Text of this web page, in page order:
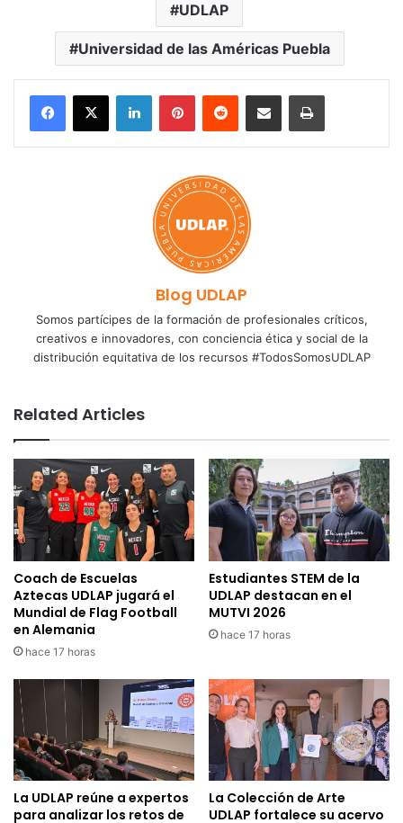
UDLAP
Universidad de las Américas Puebla
LinkedInPinterestReddit Share via Email Print
Blog UDLAP
Somos partícipes de la formación de profesionales críticos,
creativos e innovadores, con conciencia ética y social de la
distribución equitativa de los recursos #TodosSomosUDLAP
Related Articles
Coach de Escuelas
Aztecas UDLAP jugará el
Mundial de Flag Football
en Alemania
hace 17 horas
Estudiantes STEM de la
UDLAP destacan en el
MUTVI 2026
hace 17 horas
La UDLAP reúne a expertos
para analizar los retos de
La Colección de Arte
UDLAP fortalece su acervo